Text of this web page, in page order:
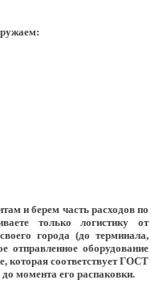
и берем часть расходов по
только логистику от
города (до терминала,
оборудование
которая соответствует ГОСТ
момента его распаковки.